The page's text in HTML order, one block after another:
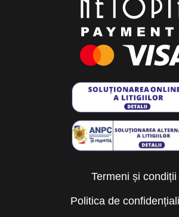
Termeni și condiții
Politica de